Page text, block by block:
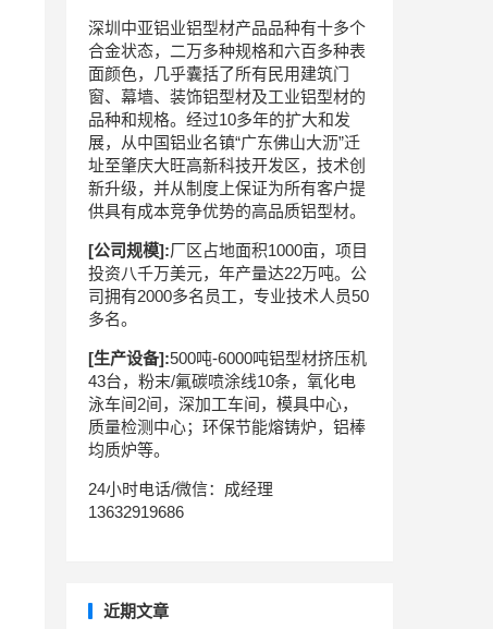
深圳中亚铝业铝型材产品品种有十多个
合金状态，二万多种规格和六百多种表
面颜色，几乎囊括了所有民用建筑门
窗、幕墙、装饰铝型材及工业铝型材的
品种和规格。经过10多年的扩大和发
展，从中国铝业名镇“广东佛山大沥”迁
址至肇庆大旺高新科技开发区，技术创
新升级，并从制度上保证为所有客户提
供具有成本竞争优势的高品质铝型材。
[公司规模]:厂区占地面积1000亩，项目
投资八千万美元，年产量达22万吨。公
司拥有2000多名员工，专业技术人员50
多名。
[生产设备]:500吨-6000吨铝型材挤压机
43台，粉末/氟碳喷涂线10条，氧化电
泳车间2间，深加工车间，模具中心，
质量检测中心；环保节能熔铸炉，铝棒
均质炉等。
24小时电话/微信：成经理
13632919686
近期文章